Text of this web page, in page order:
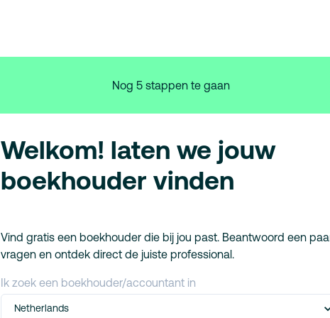
Nog 5 stappen te gaan
Welkom! laten we jouw
boekhouder vinden
Vind gratis een boekhouder die bij jou past. Beantwoord een
vragen en ontdek direct de juiste professional.
Ik zoek een boekhouder/accountant in
Netherlands